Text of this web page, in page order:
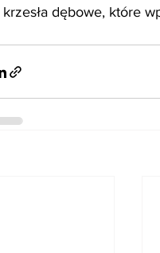
krzesła dębowe, które